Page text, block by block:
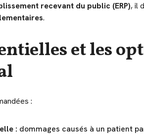
recevant du public (ERP), il
.
et les
:
: dommages causés à un patient